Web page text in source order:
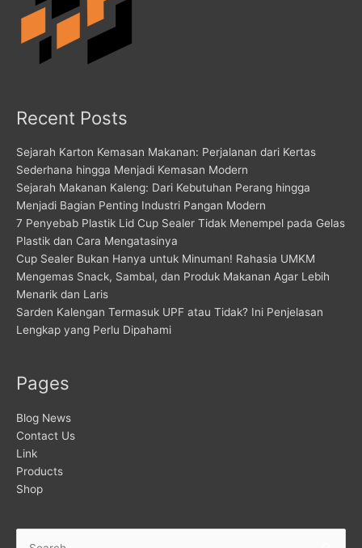
Recent Posts
Sejarah Karton Kemasan Makanan: Perjalanan dari Kertas
Sederhana hingga Menjadi Kemasan Modern
Sejarah Makanan Kaleng: Dari Kebutuhan Perang hingga
Menjadi Bagian Penting Industri Pangan Modern
7 Penyebab Plastik Lid Cup Sealer Tidak Menempel pada Gelas
Plastik dan Cara Mengatasinya
Cup Sealer Bukan Hanya untuk Minuman! Rahasia UMKM
Mengemas Snack, Sambal, dan Produk Makanan Agar Lebih
Menarik dan Laris
Sarden Kalengan Termasuk UPF atau Tidak? Ini Penjelasan
Lengkap yang Perlu Dipahami
Pages
Blog News
Contact Us
Link
Products
Shop